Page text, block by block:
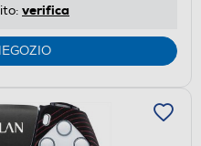
verifica